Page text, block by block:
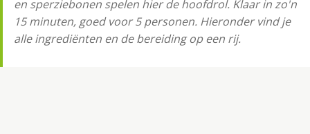
en sperziebonen spelen hier de hoofdrol. Klaar in zo'n
15 minuten, goed voor 5 personen. Hieronder vind je
alle ingrediënten en de bereiding op een rij.